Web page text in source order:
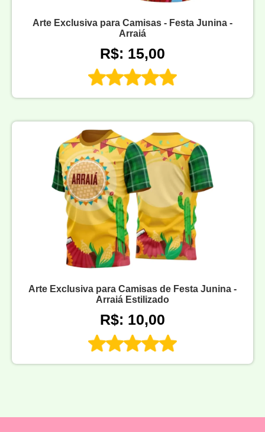
Arte Exclusiva para Camisas - Festa Junina -
Arraiá
R$: 15,00
Arte Exclusiva para Camisas de Festa Junina -
Arraiá Estilizado
R$: 10,00